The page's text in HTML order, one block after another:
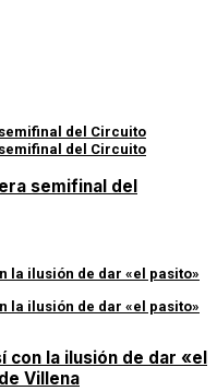
semifinal del
con la ilusión de dar «el
Villena